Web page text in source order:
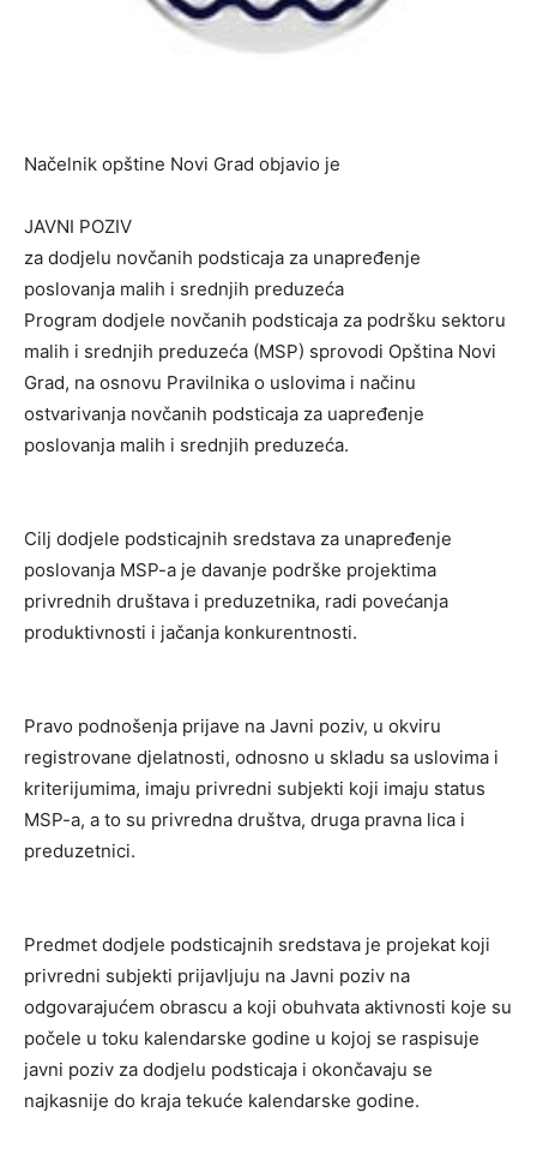
Načelnik opštine Novi Grad objavio je
JAVNI POZIV
za dodjelu novčanih podsticaja za unapređenje
poslovanja malih i srednjih preduzeća
Program dodjele novčanih podsticaja za podršku sektoru
malih i srednjih preduzeća (MSP) sprovodi Opština Novi
Grad, na osnovu Pravilnika o uslovima i načinu
ostvarivanja novčanih podsticaja za uapređenje
poslovanja malih i srednjih preduzeća.
Cilј dodjele podsticajnih sredstava za unapređenje
poslovanja MSP-a je davanje podrške projektima
privrednih društava i preduzetnika, radi povećanja
produktivnosti i jačanja konkurentnosti.
Pravo podnošenja prijave na Javni poziv, u okviru
registrovane djelatnosti, odnosno u skladu sa uslovima i
kriterijumima, imaju privredni subjekti koji imaju status
MSP-a, a to su privredna društva, druga pravna lica i
preduzetnici.
Predmet dodjele podsticajnih sredstava je projekat koji
privredni subjekti prijavlјuju na Javni poziv na
odgovarajućem obrascu a koji obuhvata aktivnosti koje su
počele u toku kalendarske godine u kojoj se raspisuje
javni poziv za dodjelu podsticaja i okončavaju se
najkasnije do kraja tekuće kalendarske godine.